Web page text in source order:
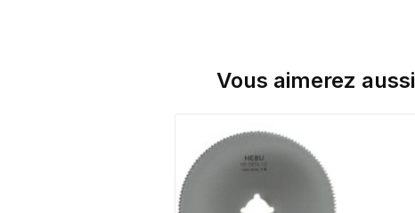
Vous aimerez aussi